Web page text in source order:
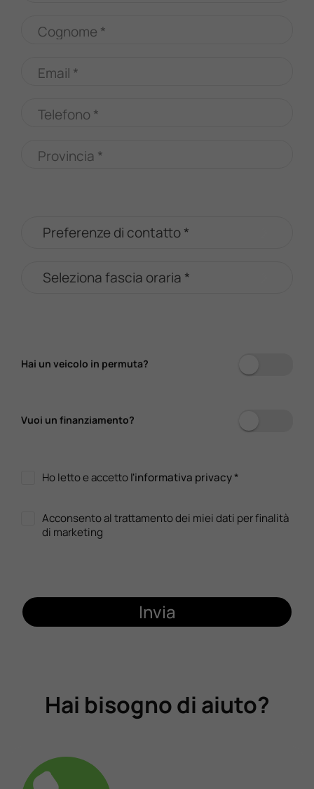
Cognome *
Email *
Telefono *
Provincia *
Hai un veicolo in permuta?
Vuoi un finanziamento?
Ho letto e accettol'informativa privacy*
Acconsento al trattamento dei miei dati per finalità
di marketing
Invia
Hai bisogno di aiuto?